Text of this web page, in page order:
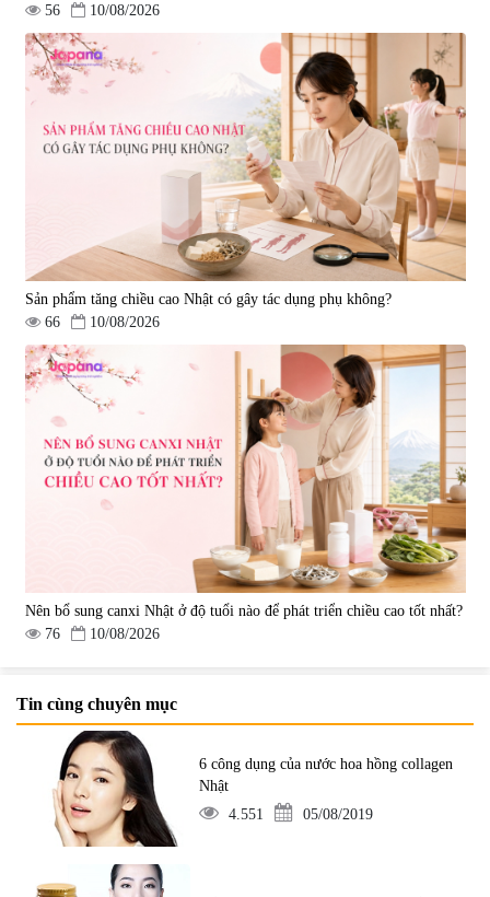
56 10/08/2026
Sản phẩm tăng chiều cao Nhật có gây tác dụng phụ không?
66
10/08/2026
Nên bổ sung canxi Nhật ở độ tuổi nào để phát triển chiều cao tốt nhất?
76
10/08/2026
Tin cùng chuyên mục
6 công dụng của nước hoa hồng collagen
Nhật
4.551
05/08/2019